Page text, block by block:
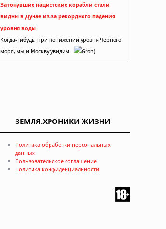
Затонувшие нацистские корабли стали
видны в Дунае из-за рекордного падения
уровня воды
Когда-нибудь, при понижении уровня Чёрного
моря, мы и Москву увидим.
Gron)
ЗЕМЛЯ.ХРОНИКИ ЖИЗНИ
Политика обработки персональных
данных
Пользовательское соглашение
Политика конфиденциальности